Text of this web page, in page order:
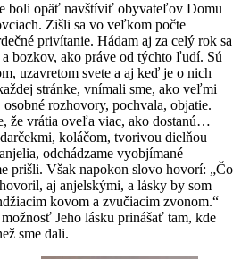
boli opäť navštíviť obyvateľov Domu
Zišli sa vo veľkom počte
privítanie. Hádam aj za celý rok sa
bozkov, ako práve od týchto ľudí. Sú
uzavretom svete a aj keď je o nich
stránke, vnímali sme, ako veľmi
rozhovory, pochvala, objatie.
že vrátia oveľa viac, ako dostanú…
koláčom, tvorivou dielňou
odchádzame vyobjímané
prišli. Však napokon slovo hovorí: „Čo
aj anjelskými, a lásky by som
kovom a zvučiacim zvonom.“
Jeho lásku prinášať tam, kde
sme dali.